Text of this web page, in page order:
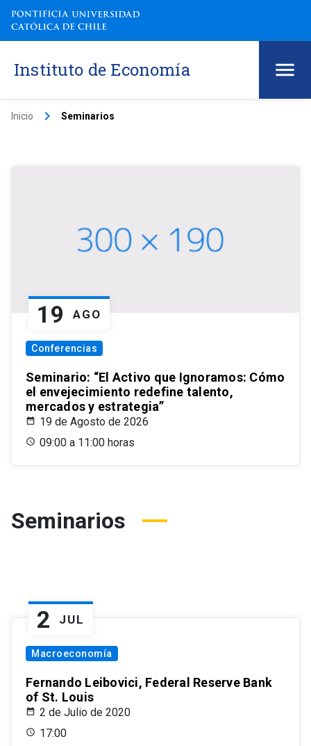
Instituto de Economía
Inicio keyboard_arrow_right Seminarios
19 AGO
Conferencias
Seminario: “El Activo que Ignoramos: Cómo
el envejecimiento redefine talento,
mercados y estrategia”
19 de Agosto de 2026
09:00 a 11:00 horas
Seminarios
2 JUL
Macroeconomía
Fernando Leibovici, Federal Reserve Bank
of St. Louis
2 de Julio de 2020
17:00